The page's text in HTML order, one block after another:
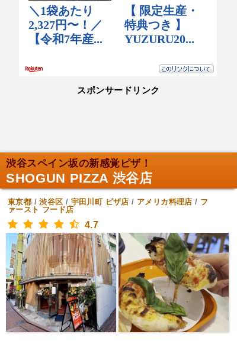
スポンサードリンク
渋谷スペイン坂の新感覚ピザ！
SHOGUN PIZZA 渋谷店
東京都 /渋谷区 / 宇田川町 ピザ店 / アメリカ料理店 / フ
ァースト フード店
4.7